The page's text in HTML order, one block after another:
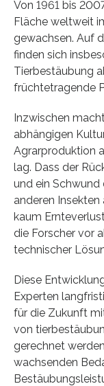
Von 1961 bis
Fläche weltweit
gewachsen. Auf
finden sich
Tierbestäubung
früchtetragende
Inzwischen
abhängigen
Agrarproduktion
lag. Dass der
und ein
anderen
kaum
die Forscher vor
technischer
Diese
Experten
für die Zukunft
von
gerechnet
wachsenden